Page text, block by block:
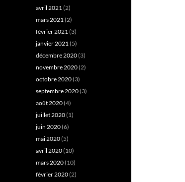
avril 2021(2)
mars 2021(2)
février 2021(3)
janvier 2021(5)
décembre 2020(3)
novembre 2020(2)
octobre 2020(3)
septembre 2020(3)
août 2020(4)
juillet 2020(1)
juin 2020(6)
mai 2020(5)
avril 2020(10)
mars 2020(10)
février 2020(2)